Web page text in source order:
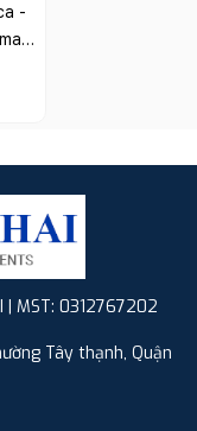
-
| MST: 0312767202
Tây thạnh, Quận